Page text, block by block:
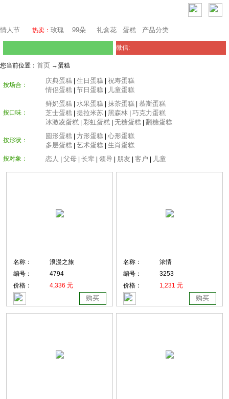
情人节 热卖： 玫瑰 99朵 礼盒花 蛋糕 产品分类
微信:
您当前位置： 首页 →蛋糕
按场合：
庆典蛋糕 生日蛋糕 祝寿蛋糕
情侣蛋糕 节日蛋糕 儿童蛋糕
按口味：
鲜奶蛋糕 水果蛋糕 抹茶蛋糕 慕斯蛋糕
芝士蛋糕 提拉米苏 黑森林 巧克力蛋糕
冰激凌蛋糕 彩虹蛋糕 无糖蛋糕 翻糖蛋糕
按形状：
圆形蛋糕 方形蛋糕 心形蛋糕
多层蛋糕 艺术蛋糕 生肖蛋糕
按对象： 恋人 父母 长辈 领导 朋友 客户 儿童
名称：
浪漫之旅
编号：
4794
价格：
4,336 元
购买
名称：
浓情
编号：
3253
价格：
1,231 元
购买